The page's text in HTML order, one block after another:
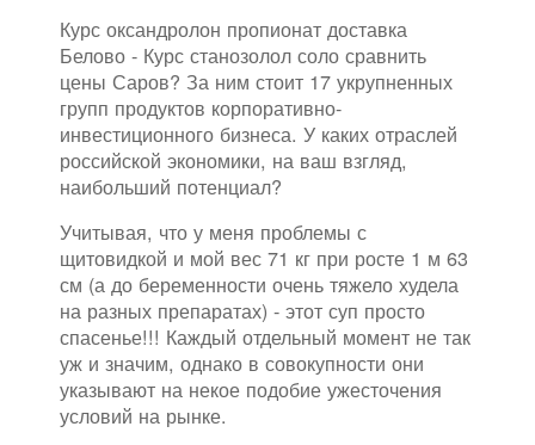
Курс оксандролон пропионат доставка
Белово - Курс станозолол соло сравнить
цены Саров? За ним стоит 17 укрупненных
групп продуктов корпоративно-
инвестиционного бизнеса. У каких отраслей
российской экономики, на ваш взгляд,
наибольший потенциал?
Учитывая, что у меня проблемы с
щитовидкой и мой вес 71 кг при росте 1 м 63
см (а до беременности очень тяжело худела
на разных препаратах) - этот суп просто
спасенье!!! Каждый отдельный момент не так
уж и значим, однако в совокупности они
указывают на некое подобие ужесточения
условий на рынке.